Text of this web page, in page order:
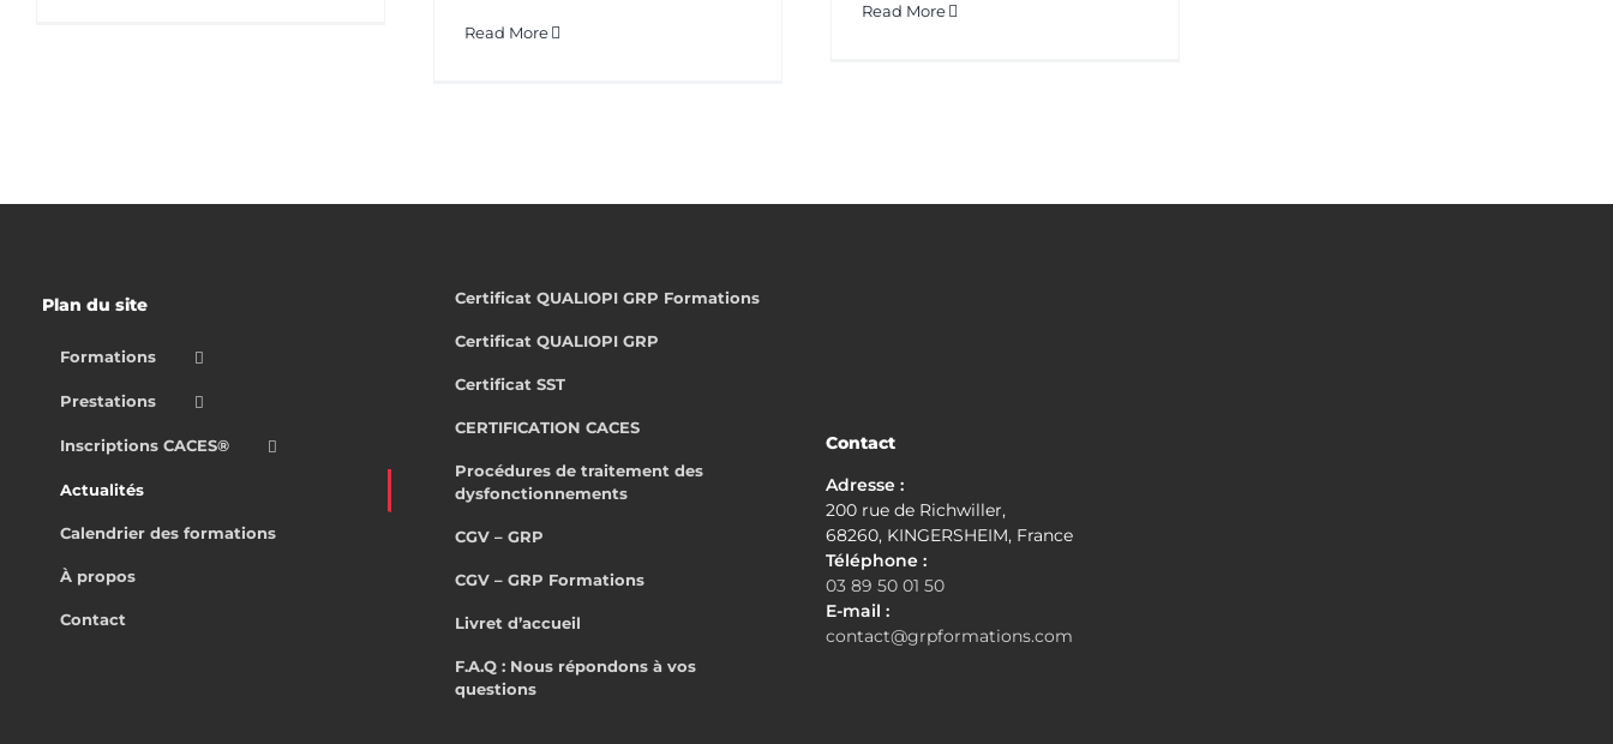
Read More
Read More
Plan du site
Formations
Prestations
Inscriptions CACES®
Actualités
Calendrier des formations
À propos
Contact
Certificat QUALIOPI GRP Formations
Certificat QUALIOPI GRP
Certificat SST
CERTIFICATION CACES
Procédures de traitement des
dysfonctionnements
CGV – GRP
CGV – GRP Formations
Livret d’accueil
F.A.Q : Nous répondons à vos
questions
Contact
Adresse :
200 rue de Richwiller,
68260, KINGERSHEIM, France
Téléphone :
03 89 50 01 50
E-mail :
contact@grpformations.com